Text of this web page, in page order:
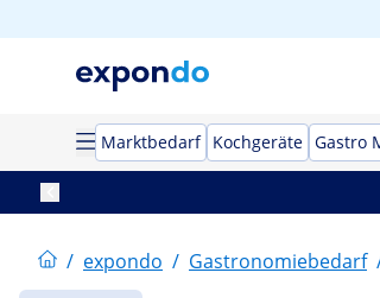
Marktbedarf Kochgeräte Gastro
/ expondo / Gastronomiebedarf